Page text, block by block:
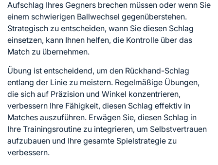
Aufschlag Ihres Gegners brechen müssen oder wenn Sie
einem schwierigen Ballwechsel gegenüberstehen.
Strategisch zu entscheiden, wann Sie diesen Schlag
einsetzen, kann Ihnen helfen, die Kontrolle über das
Match zu übernehmen.
Übung ist entscheidend, um den Rückhand-Schlag
entlang der Linie zu meistern. Regelmäßige Übungen,
die sich auf Präzision und Winkel konzentrieren,
verbessern Ihre Fähigkeit, diesen Schlag effektiv in
Matches auszuführen. Erwägen Sie, diesen Schlag in
Ihre Trainingsroutine zu integrieren, um Selbstvertrauen
aufzubauen und Ihre gesamte Spielstrategie zu
verbessern.